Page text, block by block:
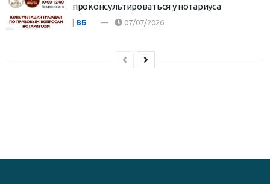
проконсультироваться у нотариуса
ВБ 07/07/2026